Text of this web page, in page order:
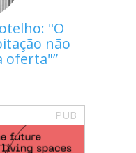
"O
não
oferta"
PUB